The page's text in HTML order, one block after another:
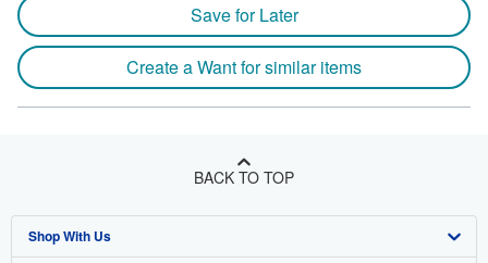
Save for Later
Create a Want for similar items
BACK TO TOP
Shop With Us